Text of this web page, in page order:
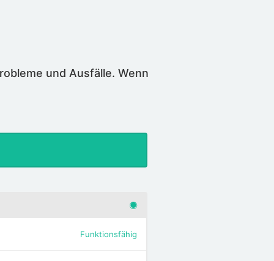
und Ausfälle. Wenn
Funktionsfähig